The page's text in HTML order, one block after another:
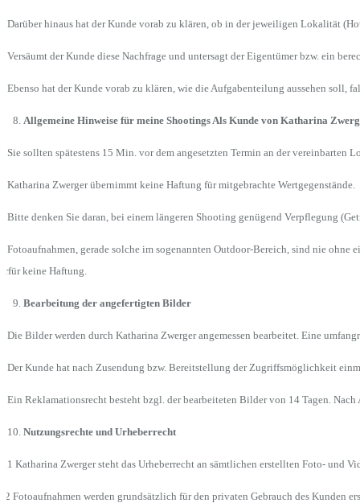
Darüber hinaus hat der Kunde vorab zu klären, ob in der jeweiligen Lokalität
Versäumt der Kunde diese Nachfrage und untersagt der Eigentümer bzw. ein
Ebenso hat der Kunde vorab zu klären, wie die Aufgabenteilung aussehen soll,
Allgemeine Hinweise für meine Shootings Als Kunde von Katharina
Sie sollten spätestens 15 Min. vor dem angesetzten Termin an der
Katharina Zwerger übernimmt keine Haftung für mitgebrachte Wertgegenstände.
Bitte denken Sie daran, bei einem längeren Shooting genügend Verpflegung
Fotoaufnahmen, gerade solche im sogenannten Outdoor-Bereich, sind nie
keine Haftung.
Bearbeitung der angefertigten Bilder
Die Bilder werden durch Katharina Zwerger angemessen bearbeitet. Eine
Der Kunde hat nach Zusendung bzw. Bereitstellung der Zugriffsmöglichkeit
Ein Reklamationsrecht besteht bzgl. der bearbeiteten Bilder von 14 Tagen.
Nutzungsrechte und Urheberrecht
Katharina Zwerger steht das Urheberrecht an sämtlichen erstellten Foto- und
Fotoaufnahmen werden grundsätzlich für den privaten Gebrauch des